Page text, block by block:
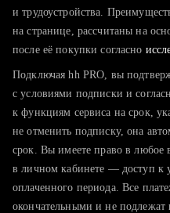
тратите много времени
хотите сравнить себя с
и трудоустройства.
на странице, рассчитаны на
после её покупки согласно
Подключая hh PRO, вы
с условиями подписки и
к функциям сервиса на срок,
не отменить подписку, она
срок. Вы имеете право в любое
в личном кабинете — доступ к
оплаченного периода. Все
окончательными и не подлежат